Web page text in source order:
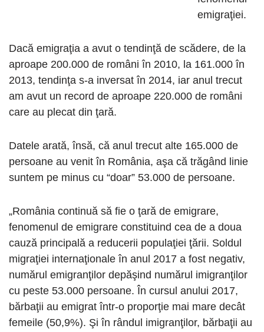
emigraţiei.
Dacă emigraţia a avut o tendinţă de scădere, de la
aproape 200.000 de români în 2010, la 161.000 în
2013, tendinţa s-a inversat în 2014, iar anul trecut
am avut un record de aproape 220.000 de români
care au plecat din ţară.
Datele arată, însă, că anul trecut alte 165.000 de
persoane au venit în România, aşa că trăgând linie
suntem pe minus cu “doar” 53.000 de persoane.
„România continuă să fie o ţară de emigrare,
fenomenul de emigrare constituind cea de a doua
cauză principală a reducerii populaţiei ţării. Soldul
migraţiei internaţionale în anul 2017 a fost negativ,
numărul emigranţilor depăşind numărul imigranţilor
cu peste 53.000 persoane. În cursul anului 2017,
bărbaţii au emigrat într-o proporţie mai mare decât
femeile (50,9%). Şi în rândul imigranţilor, bărbaţii au